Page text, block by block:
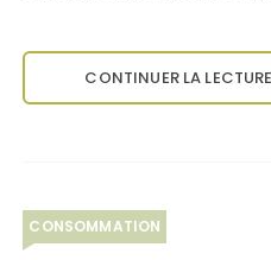
CONTINUER LA LECTURE
CONSOMMATION